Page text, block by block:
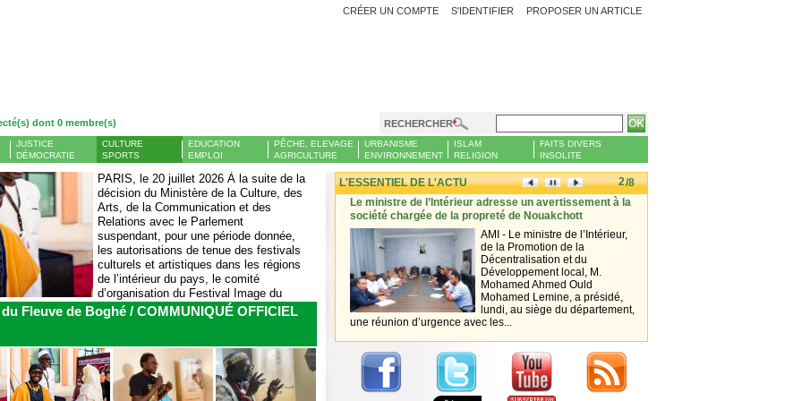
PROPOSER UN ARTICLE
CRÉER UN COMPTE S'IDENTIFIER
dont 0 membre(s) RECHERCHER
JUSTICE
DÉMOCRATIE
CULTURE
SPORTS
EDUCATION
EMPLOI
PÊCHE, ELEVAGE
AGRICULTURE
URBANISME
ENVIRONNEMENT
ISLAM
RELIGION
FAITS DIVERS
INSOLITE
PARIS, le 20 juillet 2026 À la suite de la
décision du Ministère de la Culture, des
Arts, de la Communication et des
Relations avec le Parlement
suspendant, pour une période donnée,
les autorisations de tenue des festivals
culturels et artistiques dans les régions
de l’intérieur du pays, le comité
d’organisation du Festival Image du
Fleuve avait...
Fleuve de Boghé / COMMUNIQUÉ OFFICIEL
L'ESSENTIEL DE L'ACTU
/8
Banque centrale : le taux de chômage en Mauritanie a
atteint 13 % et l’emploi a reculé l’année dernière
SAHARA MEDIAS - Le rapport
annuel de la Banque centrale
mauritanienne pour l’année
2025 a révélé une hausse du
taux de chômage en Mauritanie
désormais à 13,12 % au cours
du quatrième trimestre de
l’année, contre...
Le ministre de l’Intérieur adresse un avertissement à la
société chargée de la propreté de Nouakchott
AMI - Le ministre de l’Intérieur,
de la Promotion de la
Décentralisation et du
Développement local, M.
Mohamed Ahmed Ould
Mohamed Lemine, a présidé,
lundi, au siège du département,
une réunion d’urgence avec les...
2